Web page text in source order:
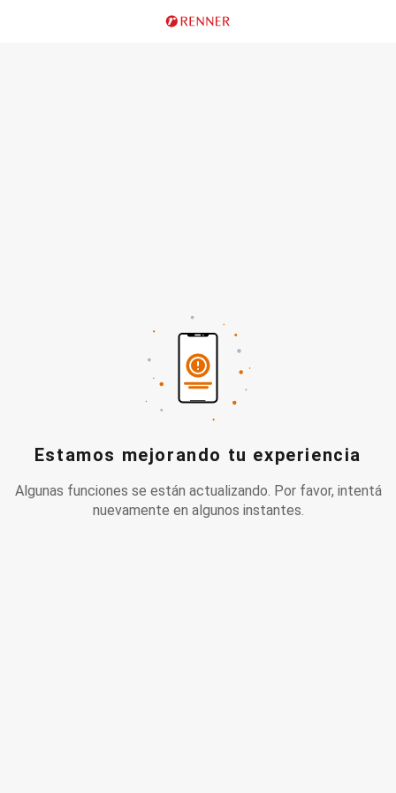
Estamos mejorando tu experiencia
Algunas funciones se están actualizando. Por favor, intentá
nuevamente en algunos instantes.